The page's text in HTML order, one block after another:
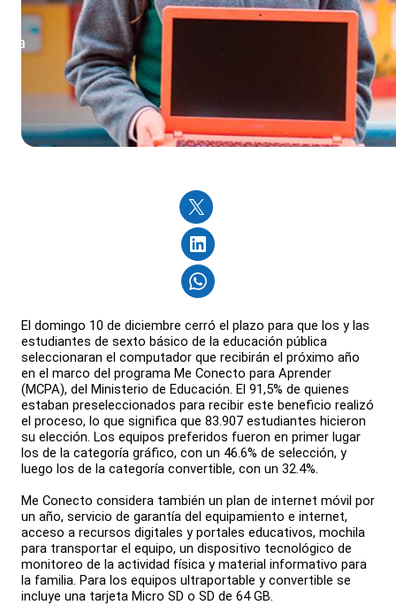
El domingo 10 de diciembre cerró el plazo para que los y las
estudiantes de sexto básico de la educación pública
seleccionaran el computador que recibirán el próximo año
en el marco del programa Me Conecto para Aprender
(MCPA), del Ministerio de Educación. El 91,5% de quienes
estaban preseleccionados para recibir este beneficio realizó
el proceso, lo que significa que 83.907 estudiantes hicieron
su elección. Los equipos preferidos fueron en primer lugar
los de la categoría gráfico, con un 46.6% de selección, y
luego los de la categoría convertible, con un 32.4%.
Me Conecto considera también un plan de internet móvil por
un año, servicio de garantía del equipamiento e internet,
acceso a recursos digitales y portales educativos, mochila
para transportar el equipo, un dispositivo tecnológico de
monitoreo de la actividad física y material informativo para
la familia. Para los equipos ultraportable y convertible se
incluye una tarjeta Micro SD o SD de 64 GB.